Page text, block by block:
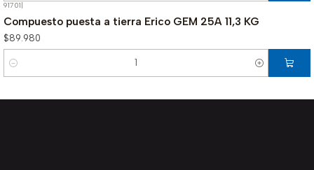
91701
Compuesto puesta a tierra Erico GEM 25A 11,3 KG
$89.980
Cantidad